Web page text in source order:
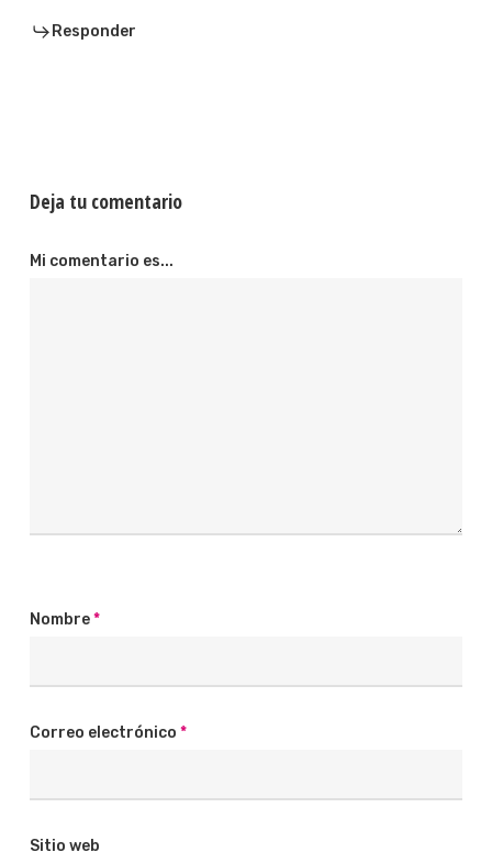
Responder
Deja tu comentario
Mi comentario es...
Nombre*
Correo electrónico *
Sitio web